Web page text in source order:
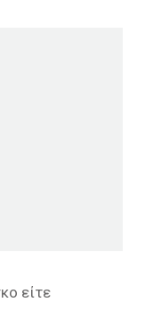
είτε